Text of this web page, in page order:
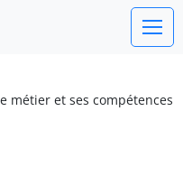
métier et ses compétences